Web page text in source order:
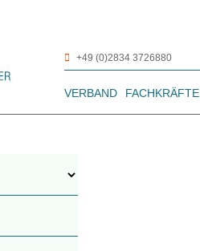
+49 (0)2834 3726880
VERBAND FACHKRÄFTE